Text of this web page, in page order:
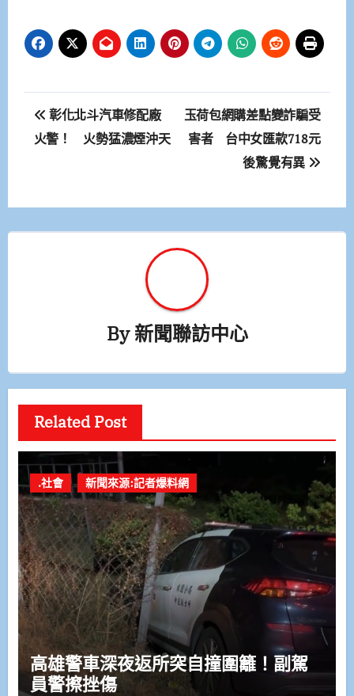
文
章
覽
彰化北斗汽車修配廠
火警！ 火勢猛濃煙沖天
玉荷包網購差點變詐騙受
害者 台中女匯款718元
後驚覺有異
By新聞聯訪中心
Related Post
.社會 新聞來源:記者爆料網
高雄警車深夜返所突自撞圍籬！副駕
員警擦挫傷